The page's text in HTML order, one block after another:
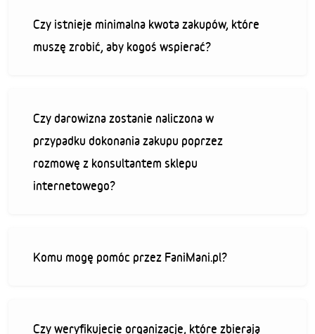
Czy istnieje minimalna kwota zakupów, które
muszę zrobić, aby kogoś wspierać?
Czy darowizna zostanie naliczona w
przypadku dokonania zakupu poprzez
rozmowę z konsultantem sklepu
internetowego?
Komu mogę pomóc przez FaniMani.pl?
Czy weryfikujecie organizacje, które zbierają